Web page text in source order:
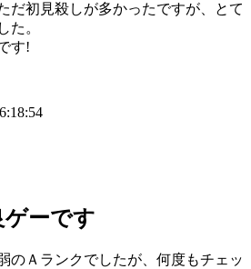
だ初見殺しが多かったですが、とて
た。
す!
ゲーです
のＡランクでしたが、何度もチェッ